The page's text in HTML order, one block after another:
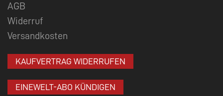
AGB
Widerruf
Versandkosten
KAUFVERTRAG WIDERRUFEN
EINEWELT-ABO KÜNDIGEN